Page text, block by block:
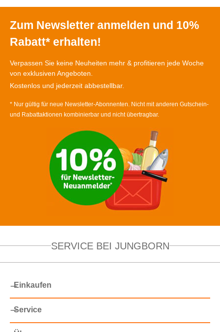
Zum Newsletter anmelden und 10%
Rabatt* erhalten!
Verpassen Sie keine Neuheiten mehr & profitieren jede Woche
von exklusiven Angeboten.
Kostenlos und jederzeit abbestellbar.
* Nur gültig für neue Newsletter-Abonnenten. Nicht mit anderen Gutschein-
und Rabattaktionen kombinierbar und nicht übertragbar.
SERVICE BEI JUNGBORN
Einkaufen
Service